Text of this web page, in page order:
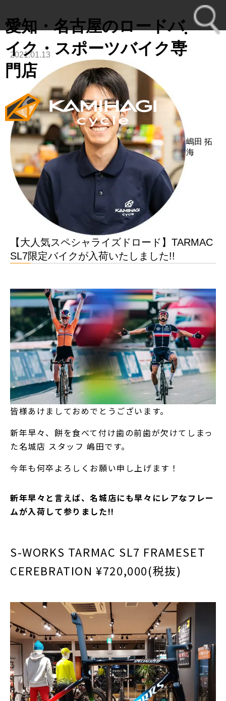
愛知・名古屋のロードバ
イク・スポーツバイク専
門店
2021.01.13
嶋田 拓
海
【大人気スペシャライズドロード】TARMAC
SL7限定バイクが入荷いたしました!!
皆様あけましておめでとうございます。
新年早々、餅を食べて付け歯の前歯が欠けてしまっ
た名城店 スタッフ 嶋田です。
今年も何卒よろしくお願い申し上げます！
新年早々と言えば、名城店にも早々にレアなフレー
ムが入荷して参りました!!
S-WORKS TARMAC SL7 FRAMESET
CEREBRATION ¥720,000(税抜)